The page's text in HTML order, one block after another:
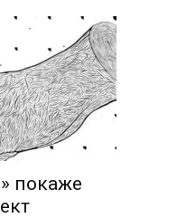
покаже